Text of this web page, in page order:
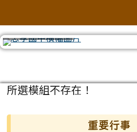
主內容區域
所選模組不存在！
左邊區域內容 重要行事
頁尾區域